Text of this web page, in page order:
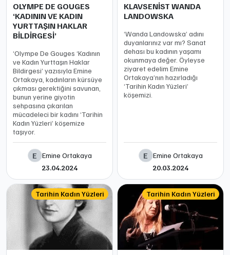
OLYMPE DE GOUGES
‘KADININ VE KADIN
YURTTAŞIN HAKLAR
BİLDİRGESİ’
‘Olympe De Gouges ‘Kadının
ve Kadın Yurttaşın Haklar
Bildirgesi’ yazısıyla Emine
Ortakaya, kadınların kürsüye
çıkması gerektiğini savunan,
bunun yerine giyotin
sehpasına çıkarılan
mücadeleci bir kadını ‘Tarihin
Kadın Yüzleri’ köşemize
taşıyor.
E
Emine Ortakaya
23.04.2024
KLAVSENİST WANDA
LANDOWSKA
‘Wanda Landowska’ adını
duyanlarınız var mı? Sanat
dehası bu kadının yaşamı
okunmaya değer. Öyleyse
ziyaret edelim Emine
Ortakaya’nın hazırladığı
‘Tarihin Kadın Yüzleri’
köşemizi.
E
Emine Ortakaya
20.03.2024
Tarihin Kadın Yüzleri Tarihin Kadın Yüzleri